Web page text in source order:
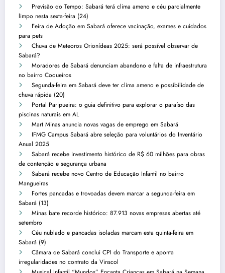
Previsão do Tempo: Sabará terá clima ameno e céu parcialmente
limpo nesta sexta-feira (24)
Feira de Adoção em Sabará oferece vacinação, exames e cuidados
para pets
Chuva de Meteoros Orionídeas 2025: será possível observar de
Sabará?
Moradores de Sabará denunciam abandono e falta de infraestrutura
no bairro Coqueiros
Segunda-feira em Sabará deve ter clima ameno e possibilidade de
chuva rápida (20)
Portal Paripueira: o guia definitivo para explorar o paraíso das
piscinas naturais em AL
Mart Minas anuncia novas vagas de emprego em Sabará
IFMG Campus Sabará abre seleção para voluntários do Inventário
Anual 2025
Sabará recebe investimento histórico de R$ 60 milhões para obras
de contenção e segurança urbana
Sabará recebe novo Centro de Educação Infantil no bairro
Mangueiras
Fortes pancadas e trovoadas devem marcar a segunda-feira em
Sabará (13)
Minas bate recorde histórico: 87.913 novas empresas abertas até
setembro
Céu nublado e pancadas isoladas marcam esta quinta-feira em
Sabará (9)
Câmara de Sabará conclui CPI do Transporte e aponta
irregularidades no contrato da Vinscol